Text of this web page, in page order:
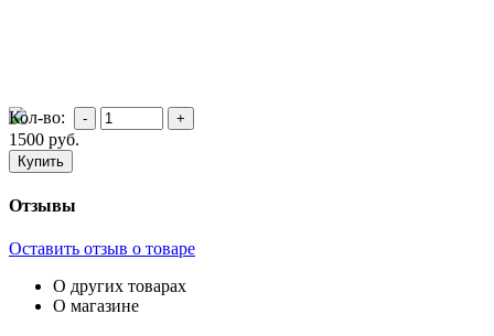
Кол-во:
1500 руб.
Отзывы
Оставить отзыв о товаре
О других товарах
О магазине